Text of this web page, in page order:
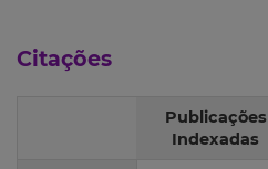
Citações
Publicações
Indexadas